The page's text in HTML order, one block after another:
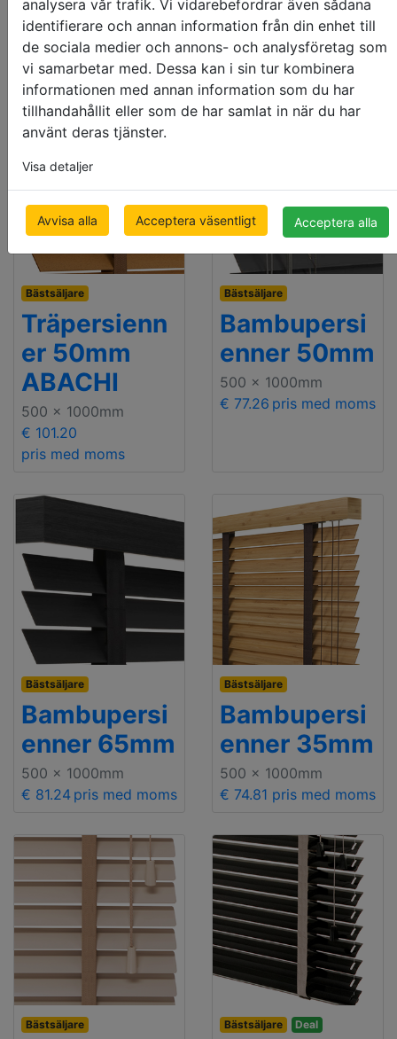
analysera vår trafik. Vi vidarebefordrar även sådana
identifierare och annan information från din enhet till
de sociala medier och annons- och analysföretag som
vi samarbetar med. Dessa kan i sin tur kombinera
informationen med annan information som du har
tillhandahållit eller som de har samlat in när du har
använt deras tjänster.
Visa detaljer
Avvisa alla Acceptera väsentligt Acceptera alla
500 x 1000mm
€ 88.38
pris med moms
500 x 1000mm
€ 93.68
pris med moms
Bästsäljare
Träpersienn
er 50mm
ABACHI
500 x 1000mm
€ 101.20
pris med moms
Bästsäljare
Bambupersi
enner 50mm
500 x 1000mm
€ 77.26 pris med moms
Bästsäljare
Bambupersi
enner 65mm
500 x 1000mm
€ 81.24 pris med moms
Bästsäljare
Bambupersi
enner 35mm
500 x 1000mm
€ 74.81 pris med moms
Bästsäljare Bästsäljare Deal